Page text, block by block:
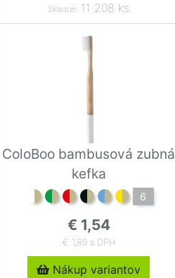
Skladom 11 208 ks
ColoBoo bambusová zubná
kefka
6
€ 1,54
€ 1,89 s DPH
Nákup variantov